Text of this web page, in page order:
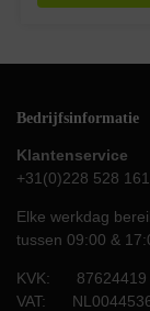
Bedrijfsinformatie
Klantenservice
+31(0)228 528 161
Elke werkdag
tussen 09:00 &
KVK: 87624419
VAT: